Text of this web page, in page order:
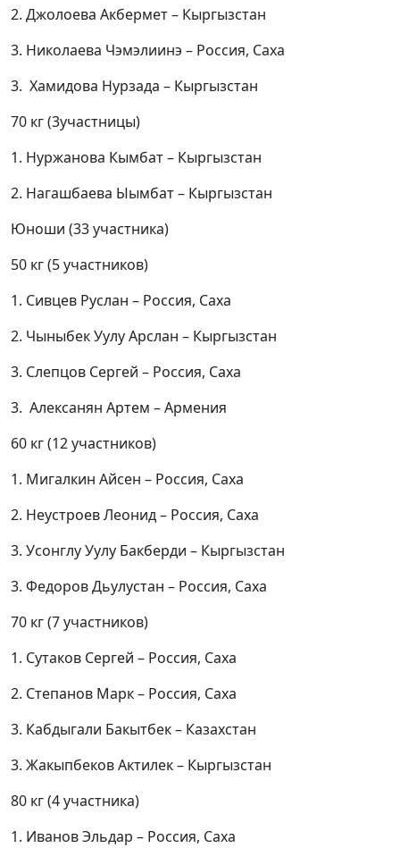
2. Джолоева Акбермет – Кыргызстан
3. Николаева Чэмэлиинэ – Россия, Саха
3. Хамидова Нурзада – Кыргызстан
70 кг (3участницы)
1. Нуржанова Кымбат – Кыргызстан
2. Нагашбаева Ыымбат – Кыргызстан
Юноши (33 участника)
50 кг (5 участников)
1. Сивцев Руслан – Россия, Саха
2. Чыныбек Уулу Арслан – Кыргызстан
3. Слепцов Сергей – Россия, Саха
3. Алексанян Артем – Армения
60 кг (12 участников)
1. Мигалкин Айсен – Россия, Саха
2. Неустроев Леонид – Россия, Саха
3. Усонглу Уулу Бакберди – Кыргызстан
3. Федоров Дьулустан – Россия, Саха
70 кг (7 участников)
1. Сутаков Сергей – Россия, Саха
2. Степанов Марк – Россия, Саха
3. Кабдыгали Бакытбек – Казахстан
3. Жакыпбеков Актилек – Кыргызстан
80 кг (4 участника)
1. Иванов Эльдар – Россия, Саха